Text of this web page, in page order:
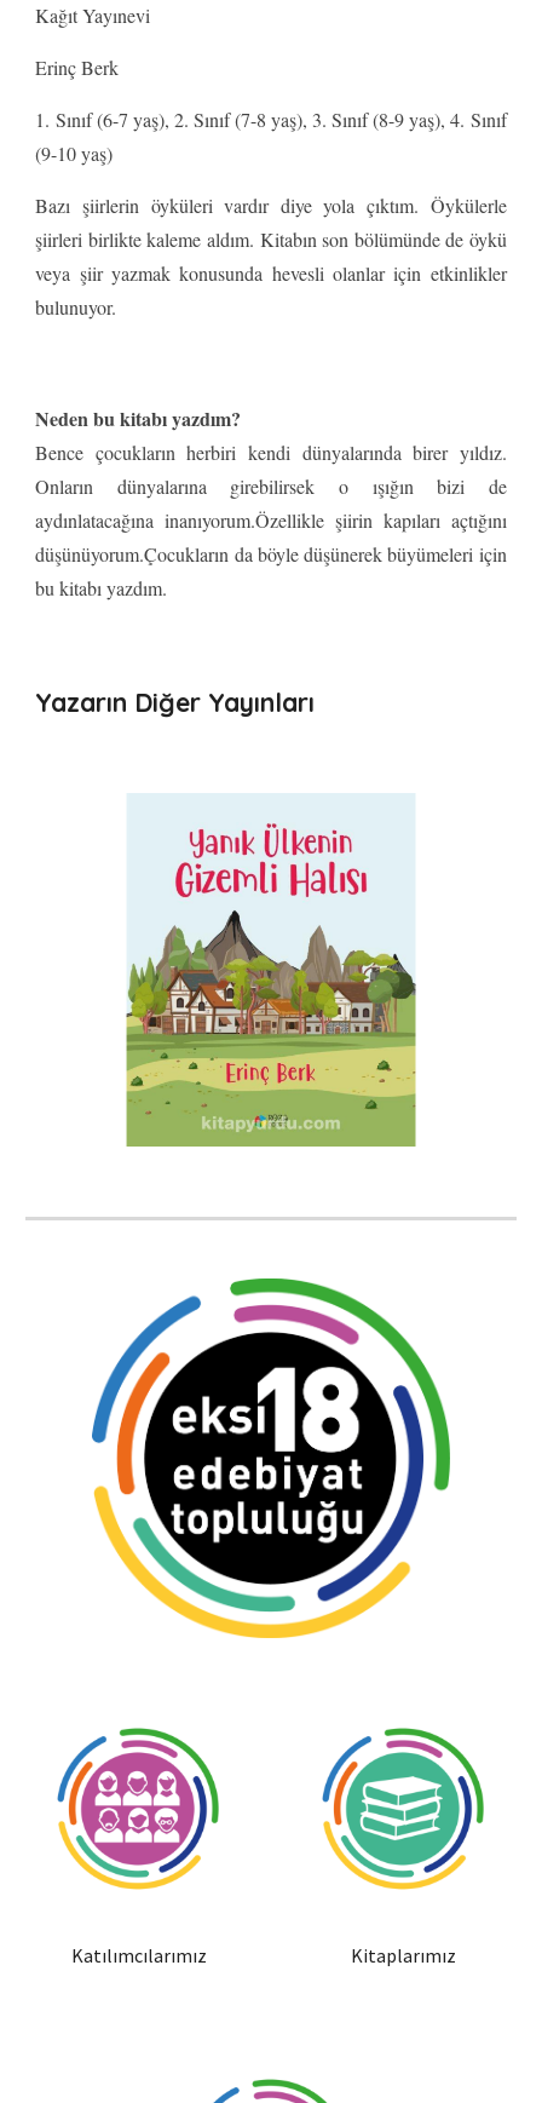
Kağıt Yayınevi
Erinç Berk
1. Sınıf (6-7 yaş), 2. Sınıf (7-8 yaş), 3. Sınıf (8-9 yaş), 4. Sınıf
(9-10 yaş)
Bazı şiirlerin öyküleri vardır diye yola çıktım. Öykülerle
şiirleri birlikte kaleme aldım. Kitabın son bölümünde de öykü
veya şiir yazmak konusunda hevesli olanlar için etkinlikler
bulunuyor.
Neden bu kitabı yazdım?
Bence çocukların herbiri kendi dünyalarında birer yıldız.
Onların dünyalarına girebilirsek o ışığın bizi de
aydınlatacağına inanıyorum.Özellikle şiirin kapıları açtığını
düşünüyorum.Çocukların da böyle düşünerek büyümeleri için
bu kitabı yazdım.
Yazarın Diğer Yayınları
Katılımcılarımız Kitaplarımız